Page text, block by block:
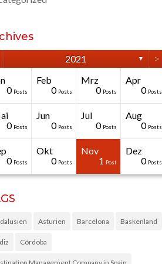
2021 ▼ >
0 Posts
Feb
0 Posts
Mrz
0 Posts
Apr
0 Posts
0 Posts
Jun
0 Posts
Jul
0 Posts
Aug
0 Posts
0 Posts
Okt
0 Posts
Nov
1 Post
Dez
0 Posts
Asturien Barcelona Baskenland
Córdoba